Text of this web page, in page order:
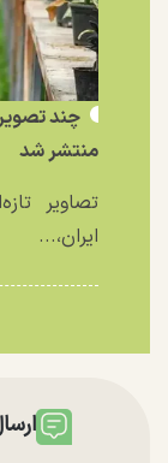
چند تصویر
منتشر شد
تصاویر
ایران،...